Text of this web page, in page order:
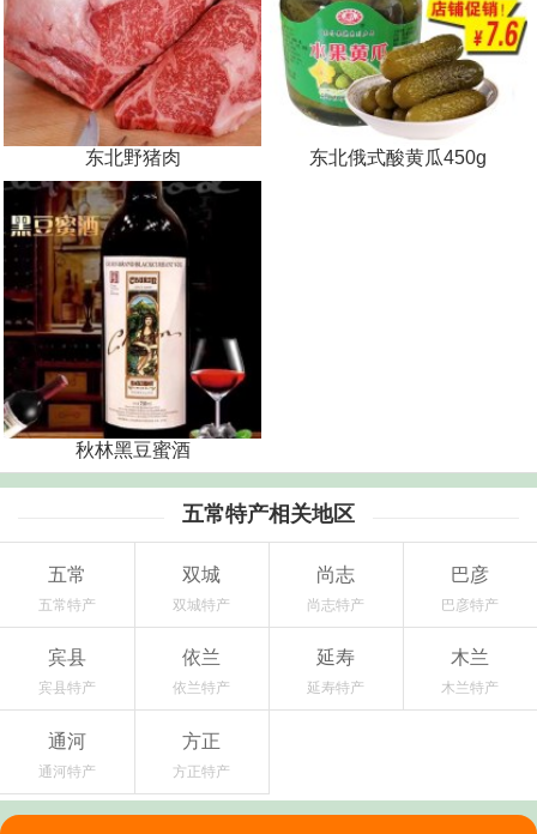
东北野猪肉 东北俄式酸黄瓜450g
秋林黑豆蜜酒
五常特产相关地区
五常
五常特产
双城
双城特产
尚志
尚志特产
巴彦
巴彦特产
宾县
宾县特产
依兰
依兰特产
延寿
延寿特产
木兰
木兰特产
通河
通河特产
方正
方正特产